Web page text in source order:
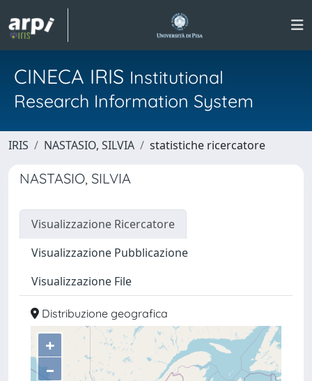
CINECA IRIS Institutional
Research Information System
IRIS NASTASIO, SILVIA statistiche ricercatore
NASTASIO, SILVIA
Visualizzazione Ricercatore
Visualizzazione Pubblicazione
Visualizzazione File
Distribuzione geografica
+
–